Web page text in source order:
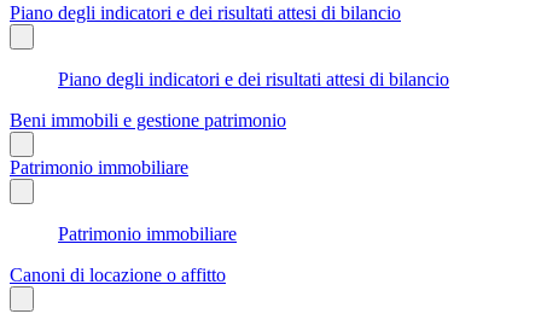
Piano degli indicatori e dei risultati attesi di bilancio
Piano degli indicatori e dei risultati attesi di bilancio
Beni immobili e gestione patrimonio
Patrimonio immobiliare
Patrimonio immobiliare
Canoni di locazione o affitto